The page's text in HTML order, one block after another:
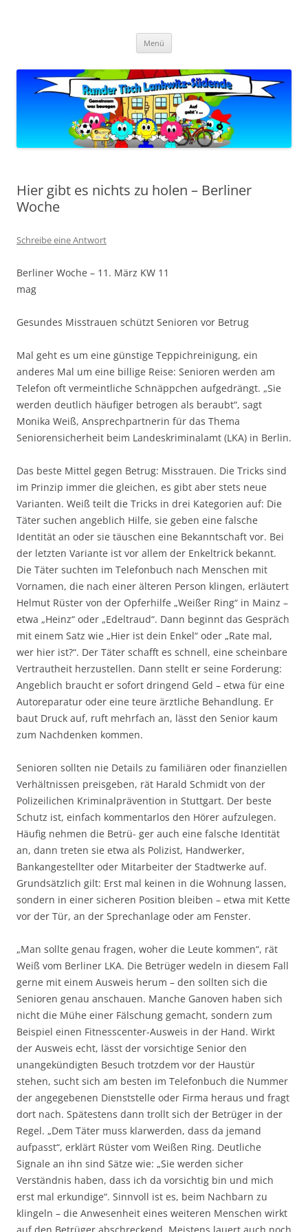
Menü
Hier gibt es nichts zu holen – Berliner
Woche
Schreibe eine Antwort
Berliner Woche – 11. März KW 11
mag
Gesundes Misstrauen schützt Senioren vor Betrug
Mal geht es um eine günstige Teppichreinigung, ein
anderes Mal um eine billige Reise: Senioren werden am
Telefon oft vermeintliche Schnäppchen aufgedrängt. „Sie
werden deutlich häufiger betrogen als beraubt“, sagt
Monika Weiß, Ansprechpartnerin für das Thema
Seniorensicherheit beim Landeskriminalamt (LKA) in Berlin.
Das beste Mittel gegen Betrug: Misstrauen. Die Tricks sind
im Prinzip immer die gleichen, es gibt aber stets neue
Varianten. Weiß teilt die Tricks in drei Kategorien auf: Die
Täter suchen angeblich Hilfe, sie geben eine falsche
Identität an oder sie täuschen eine Bekanntschaft vor. Bei
der letzten Variante ist vor allem der Enkeltrick bekannt.
Die Täter suchten im Telefonbuch nach Menschen mit
Vornamen, die nach einer älteren Person klingen, erläutert
Helmut Rüster von der Opferhilfe „Weißer Ring“ in Mainz –
etwa „Heinz“ oder „Edeltraud“. Dann beginnt das Gespräch
mit einem Satz wie „Hier ist dein Enkel“ oder „Rate mal,
wer hier ist?“. Der Täter schafft es schnell, eine scheinbare
Vertrautheit herzustellen. Dann stellt er seine Forderung:
Angeblich braucht er sofort dringend Geld – etwa für eine
Autoreparatur oder eine teure ärztliche Behandlung. Er
baut Druck auf, ruft mehrfach an, lässt den Senior kaum
zum Nachdenken kommen.
Senioren sollten nie Details zu familiären oder finanziellen
Verhältnissen preisgeben, rät Harald Schmidt von der
Polizeilichen Kriminalprävention in Stuttgart. Der beste
Schutz ist, einfach kommentarlos den Hörer aufzulegen.
Häufig nehmen die Betrü- ger auch eine falsche Identität
an, dann treten sie etwa als Polizist, Handwerker,
Bankangestellter oder Mitarbeiter der Stadtwerke auf.
Grundsätzlich gilt: Erst mal keinen in die Wohnung lassen,
sondern in einer sicheren Position bleiben – etwa mit Kette
vor der Tür, an der Sprechanlage oder am Fenster.
„Man sollte genau fragen, woher die Leute kommen“, rät
Weiß vom Berliner LKA. Die Betrüger wedeln in diesem Fall
gerne mit einem Ausweis herum – den sollten sich die
Senioren genau anschauen. Manche Ganoven haben sich
nicht die Mühe einer Fälschung gemacht, sondern zum
Beispiel einen Fitnesscenter-Ausweis in der Hand. Wirkt
der Ausweis echt, lässt der vorsichtige Senior den
unangekündigten Besuch trotzdem vor der Haustür
stehen, sucht sich am besten im Telefonbuch die Nummer
der angegebenen Dienststelle oder Firma heraus und fragt
dort nach. Spätestens dann trollt sich der Betrüger in der
Regel. „Dem Täter muss klarwerden, dass da jemand
aufpasst“, erklärt Rüster vom Weißen Ring. Deutliche
Signale an ihn sind Sätze wie: „Sie werden sicher
Verständnis haben, dass ich da vorsichtig bin und mich
erst mal erkundige“. Sinnvoll ist es, beim Nachbarn zu
klingeln – die Anwesenheit eines weiteren Menschen wirkt